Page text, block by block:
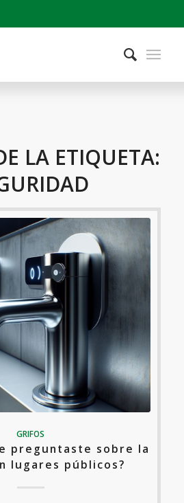
LA ETIQUETA:
GRIFOS
preguntaste sobre la
lugares públicos?